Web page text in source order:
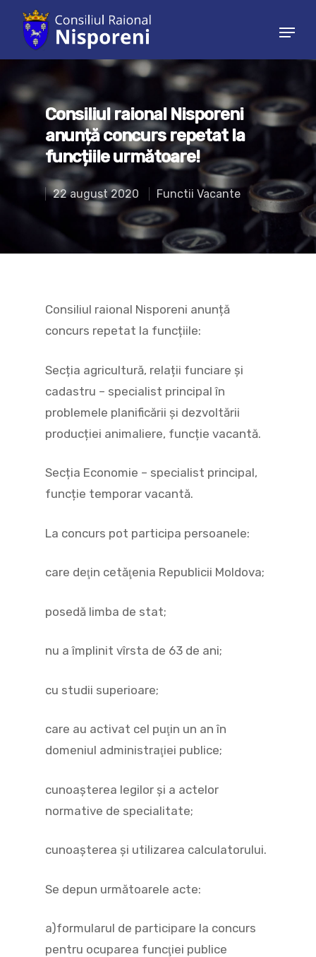
Hit enter to search or ESC to close
Consiliul raional Nisporeni
anunță concurs repetat la
funcțiile următoare!
22 august 2020 Functii Vacante
Consiliul raional Nisporeni anunță
concurs repetat la funcțiile:
Secția agricultură, relații funciare și
cadastru – specialist principal în
problemele planificării și dezvoltării
producției animaliere, funcție vacantă.
Secția Economie – specialist principal,
funcție temporar vacantă.
La concurs pot participa persoanele:
care deţin cetăţenia Republicii Moldova;
posedă limba de stat;
nu a împlinit vîrsta de 63 de ani;
cu studii superioare;
care au activat cel puţin un an în
domeniul administraţiei publice;
cunoaşterea legilor şi a actelor
normative de specialitate;
cunoaşterea şi utilizarea calculatorului.
Se depun următoarele acte:
a)formularul de participare la concurs
pentru ocuparea funcţiei publice